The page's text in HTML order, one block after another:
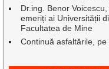
Dr.ing. Benor
emeriți ai Universității
Facultatea de Mine
Continuă asfaltările,